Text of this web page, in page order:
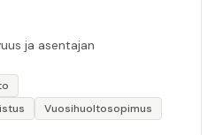
ja asentajan
Vuosihuoltosopimus